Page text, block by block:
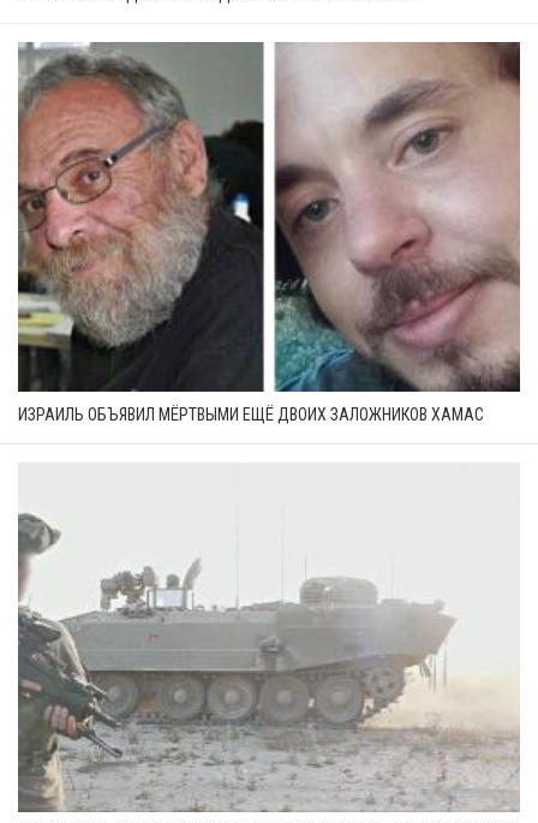
ИЗРАИЛЬ ОБЪЯВИЛ МЁРТВЫМИ ЕЩЁ ДВОИХ ЗАЛОЖНИКОВ ХАМАС